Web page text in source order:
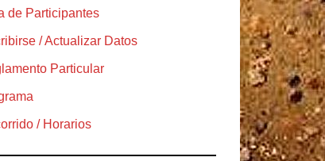
de Participantes
/ Actualizar Datos
Particular
/ Horarios